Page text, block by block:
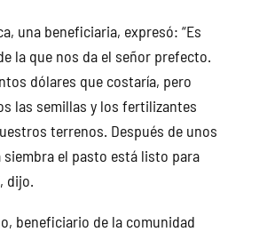
una beneficiaria, expresó: “Es
la que nos da el señor prefecto.
dólares que costaría, pero
las semillas y los fertilizantes
terrenos. Después de unos
siembra el pasto está listo para
dijo.
beneficiario de la comunidad